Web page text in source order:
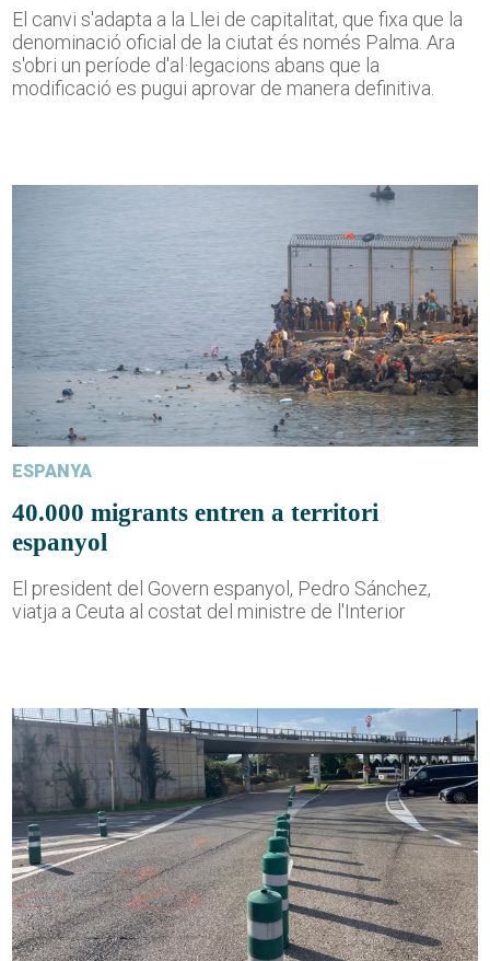
El canvi s'adapta a la Llei de capitalitat, que fixa que la
denominació oficial de la ciutat és només Palma. Ara
s'obri un període d'al·legacions abans que la
modificació es pugui aprovar de manera definitiva.
ESPANYA
40.000 migrants entren a territori
espanyol
El president del Govern espanyol, Pedro Sánchez,
viatja a Ceuta al costat del ministre de l'Interior